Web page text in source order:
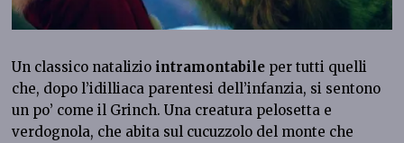
Un classico natalizio intramontabile per tutti quelli
che, dopo l’idilliaca parentesi dell’infanzia, si sentono
un po’ come il Grinch. Una creatura pelosetta e
verdognola, che abita sul cucuzzolo del monte che